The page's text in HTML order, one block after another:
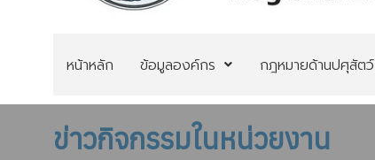
หน้าหลัก ข้อมูลองค์กร กฎหมายด้านปศุสัตว์
ข่าวกิจกรรมในหน่วยงาน